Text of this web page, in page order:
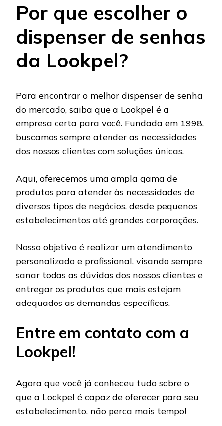
Por que escolher o
dispenser de senhas
da Lookpel?
Para encontrar o melhor dispenser de senha
do mercado, saiba que a Lookpel é a
empresa certa para você. Fundada em 1998,
buscamos sempre atender as necessidades
dos nossos clientes com soluções únicas.
Aqui, oferecemos uma ampla gama de
produtos para atender às necessidades de
diversos tipos de negócios, desde pequenos
estabelecimentos até grandes corporações.
Nosso objetivo é realizar um atendimento
personalizado e profissional, visando sempre
sanar todas as dúvidas dos nossos clientes e
entregar os produtos que mais estejam
adequados as demandas específicas.
Entre em contato com a
Lookpel!
Agora que você já conheceu tudo sobre o
que a Lookpel é capaz de oferecer para seu
estabelecimento, não perca mais tempo!